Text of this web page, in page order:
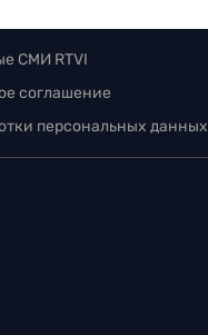
СМИ RTVI
соглашение
персональных данных